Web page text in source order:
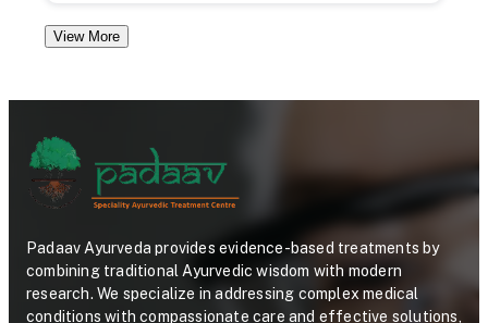
View More
Padaav Ayurveda provides evidence-based treatments by
combining traditional Ayurvedic wisdom with modern
research. We specialize in addressing complex medical
conditions with compassionate care and effective solutions,